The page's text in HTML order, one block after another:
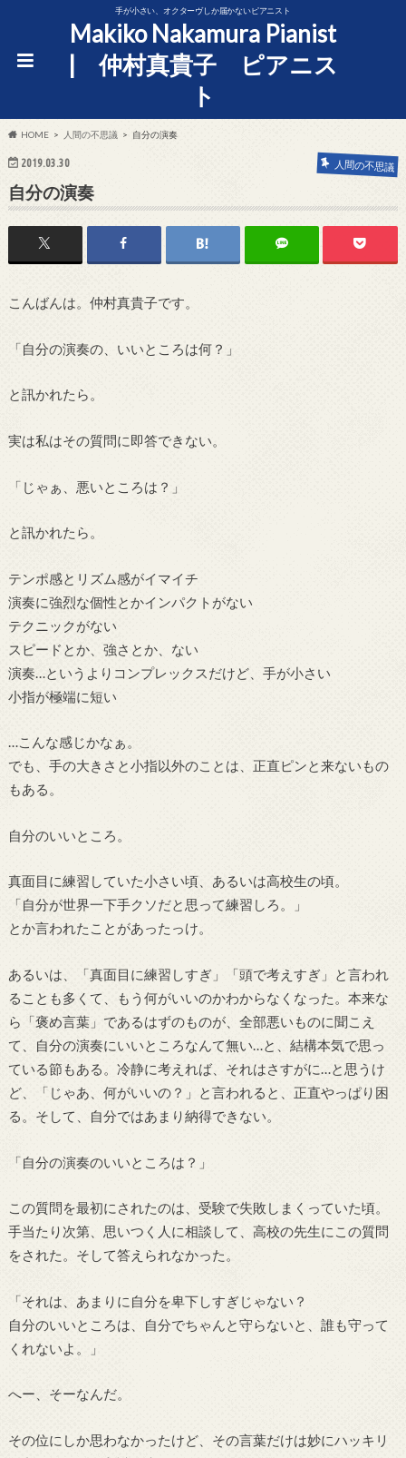
手が小さい、オクターヴしか届かないピアニスト
Makiko Nakamura Pianist
| 仲村真貴子 ピアニス
ト
HOME 人間の不思議 自分の演奏
2019.03.30 人間の不思議
自分の演奏
こんばんは。仲村真貴子です。
「自分の演奏の、いいところは何？」
と訊かれたら。
実は私はその質問に即答できない。
「じゃぁ、悪いところは？」
と訊かれたら。
テンポ感とリズム感がイマイチ
演奏に強烈な個性とかインパクトがない
テクニックがない
スピードとか、強さとか、ない
演奏…というよりコンプレックスだけど、手が小さい
小指が極端に短い
…こんな感じかなぁ。
でも、手の大きさと小指以外のことは、正直ピンと来ないもの
もある。
自分のいいところ。
真面目に練習していた小さい頃、あるいは高校生の頃。
「自分が世界一下手クソだと思って練習しろ。」
とか言われたことがあったっけ。
あるいは、「真面目に練習しすぎ」「頭で考えすぎ」と言われ
ることも多くて、もう何がいいのかわからなくなった。本来な
ら「褒め言葉」であるはずのものが、全部悪いものに聞こえ
て、自分の演奏にいいところなんて無い…と、結構本気で思っ
ている節もある。冷静に考えれば、それはさすがに…と思うけ
ど、「じゃあ、何がいいの？」と言われると、正直やっぱり困
る。そして、自分ではあまり納得できない。
「自分の演奏のいいところは？」
この質問を最初にされたのは、受験で失敗しまくっていた頃。
手当たり次第、思いつく人に相談して、高校の先生にこの質問
をされた。そして答えられなかった。
「それは、あまりに自分を卑下しすぎじゃない？
自分のいいところは、自分でちゃんと守らないと、誰も守って
くれないよ。」
へー、そーなんだ。
その位にしか思わなかったけど、その言葉だけは妙にハッキリ